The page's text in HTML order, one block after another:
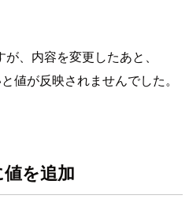
、内容を変更したあと、
値が反映されませんでした。
を追加